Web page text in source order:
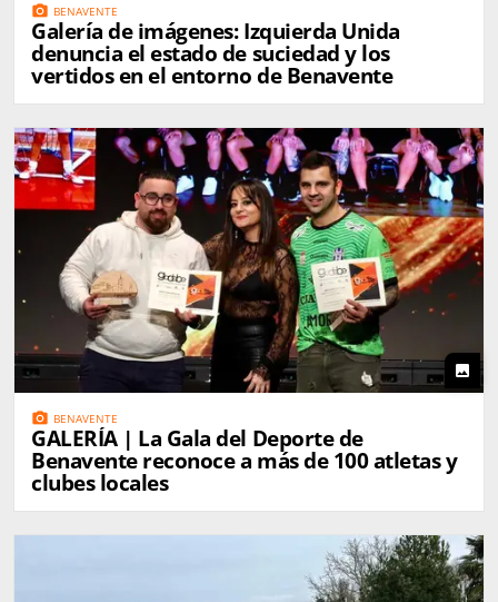
photo_camera BENAVENTE
Galería de imágenes: Izquierda Unida
denuncia el estado de suciedad y los
vertidos en el entorno de Benavente
photo
photo_camera BENAVENTE
GALERÍA | La Gala del Deporte de
Benavente reconoce a más de 100 atletas y
clubes locales